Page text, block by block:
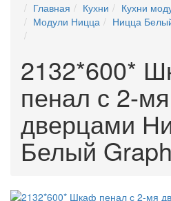
Главная
Кухни Кухни
Модули Ницца
Ницца
2132*600*
пенал с 2-мя
дверцами
Белый